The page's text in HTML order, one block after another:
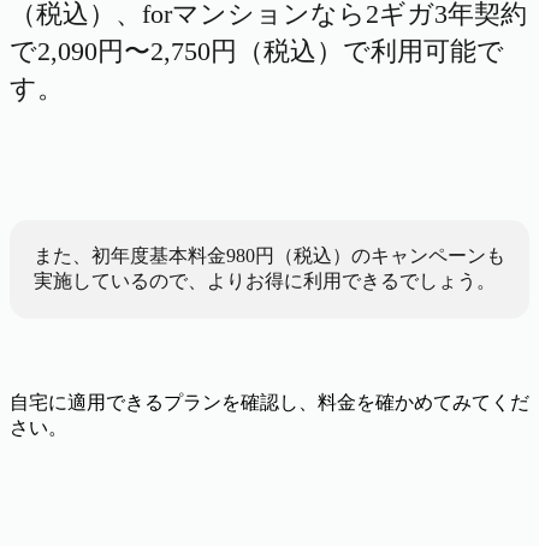
（税込）、forマンションなら2ギガ3年契約
で2,090円〜2,750円（税込）で利用可能で
す。
また、初年度基本料金980円（税込）のキャンペーンも
実施しているので、よりお得に利用できるでしょう。
自宅に適用できるプランを確認し、料金を確かめてみてくだ
さい。